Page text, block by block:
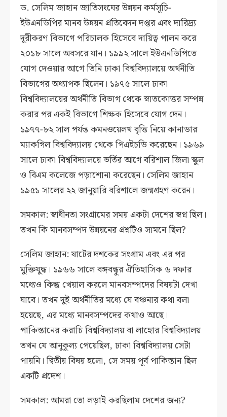
ড. সেলিম জাহান জাতিসংঘের উন্নয়ন কর্মসূচি-
ইউএনডিপির মানব উন্নয়ন প্রতিবেদন দপ্তর এবং দারিদ্র্য
দূরীকরণ বিভাগে পরিচালক হিসেবে দায়িত্ব পালন করে
২০১৮ সালে অবসরে যান। ১৯৯২ সালে ইউএনডিপিতে
যোগ দেওয়ার আগে তিনি ঢাকা বিশ্ববিদ্যালয়ে অর্থনীতি
বিভাগের অধ্যাপক ছিলেন। ১৯৭৫ সালে ঢাকা
বিশ্ববিদ্যালয়ের অর্থনীতি বিভাগ থেকে স্নাতকোত্তর সম্পন্ন
করার পর একই বিভাগে শিক্ষক হিসেবে যোগ দেন।
১৯৭৭-৮২ সাল পর্যন্ত কমনওয়েলথ বৃত্তি নিয়ে কানাডার
ম্যাকগিল বিশ্ববিদ্যালয় থেকে পিএইচডি করেছেন। ১৯৬৯
সালে ঢাকা বিশ্ববিদ্যালয়ে ভর্তির আগে বরিশাল জিলা স্কুল
ও বিএম কলেজে পড়াশোনা করেছেন। সেলিম জাহান
১৯৫১ সালের ২২ জানুয়ারি বরিশালে জন্মগ্রহণ করেন।
সমকাল: স্বাধীনতা সংগ্রামের সময় একটা দেশের স্বপ্ন ছিল।
তখন কি মানবসম্পদ উন্নয়নের প্রশ্নটিও সামনে ছিল?
সেলিম জাহান: ষাটের দশকের সংগ্রাম এবং এর পর
মুক্তিযুদ্ধ। ১৯৬৬ সালে বঙ্গবন্ধুর ঐতিহাসিক ৬ দফার
মধ্যেও কিন্তু খেয়াল করলে মানবসম্পদের বিষয়টা দেখা
যাবে। তখন দুই অর্থনীতির মধ্যে যে বঞ্চনার কথা বলা
হয়েছে, এর মধ্যে মানবসম্পদের কথাও আছে।
পাকিস্তানের করাচি বিশ্ববিদ্যালয় বা লাহোর বিশ্ববিদ্যালয়
তখন যে আনুকূল্য পেয়েছিল, ঢাকা বিশ্ববিদ্যালয় সেটা
পায়নি। দ্বিতীয় বিষয় হলো, সে সময় পূর্ব পাকিস্তান ছিল
একটি প্রদেশ।
সমকাল: আমরা তো লড়াই করছিলাম দেশের জন্য?